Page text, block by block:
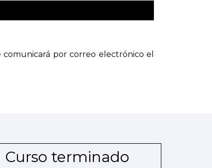
comunicará por correo electrónico el
Curso terminado